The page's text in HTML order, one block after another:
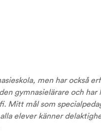
men har också
gymnasielärare och
Mitt mål som
elever känner